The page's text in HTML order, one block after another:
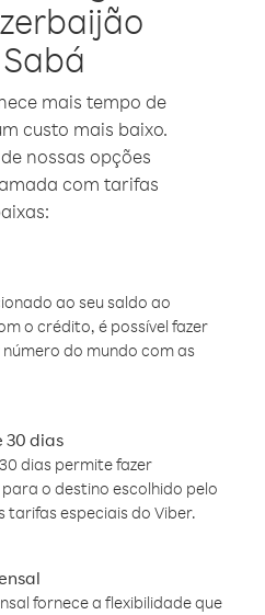
mais tempo de
custo mais baixo.
nossas opções
com tarifas
ao seu saldo ao
o crédito, é possível fazer
do mundo com as
30 dias
dias permite fazer
o destino escolhido pelo
tarifas especiais do Viber.
fornece a flexibilidade que